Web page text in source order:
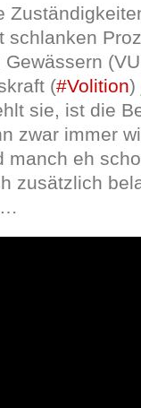
schlanken
(#Volition)
sie, ist die
zwar immer
manch eh
zusätzlich
…